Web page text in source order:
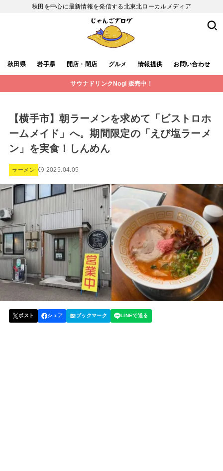
秋田を中心に最新情報を発信する北東北ローカルメディア
秋田県 岩手県 開店・閉店 グルメ 情報提供 お問い合わせ
サウナドリンクNogi 販売中！
【横手市】朝ラーメンを求めて「ビストロホ
ームメイド」へ。期間限定の「えび塩ラーメ
ン」を実食！しんめん
ラーメン 2025.04.05